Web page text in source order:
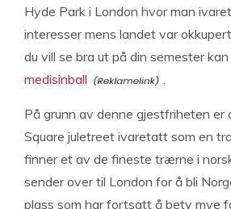
Hyde Park i London hvor man
interesser mens landet var
du vill se bra ut på din semester
medisinball
.
På grunn av denne gjestfriheten er
Square juletreet ivaretatt som en
finner et av de fineste trærne i
sender over til London for å bli
plass som har fortsatt å bety mye